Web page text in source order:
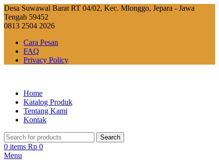
Desa Suwawal Barat RT 04/02, Kec. Mlonggo, Jepara - Jawa
Tengah 59452
0813 2504 2026
Cara Pesan
FAQ
Privacy Policy
Home
Katalog Produk
Tentang Kami
Kontak
Search
0 items Rp 0
Menu